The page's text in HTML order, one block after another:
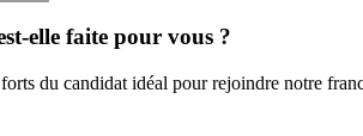
elle faite pour vous ?
du candidat idéal pour rejoindre notre